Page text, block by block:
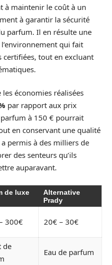
à maintenir le coût à un
à garantir la sécurité
parfum. Il en résulte une
qui fait
certifiées, tout en excluant
économies réalisées
par rapport aux prix
à 150 € pourrait
en conservant une qualité
permis à des milliers de
des senteurs qu’ils
auparavant.
de luxe
Alternative
Prady
300€ 20€ – 30€
de
Eau de parfum